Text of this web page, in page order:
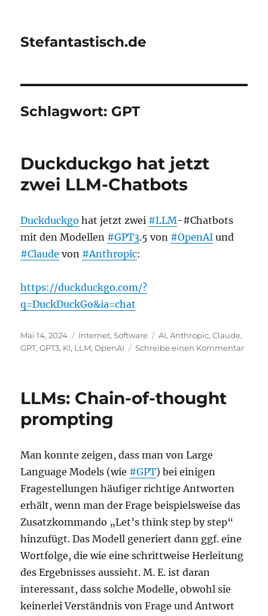
Stefantastisch.de
Schlagwort: GPT
Duckduckgo hat jetzt
zwei LLM-Chatbots
Duckduckgo hat jetzt zwei #LLM-#Chatbots
mit den Modellen #GPT3.5 von #OpenAI und
#Claude von #Anthropic:
https://duckduckgo.com/?
q=DuckDuckGo&ia=chat
Veröffentlicht
am
Mai 14, 2024 Kategorien
Internet,Software Schlagwörter
AI,Anthropic,Claude,
GPT,GPT3, KI, LLM,OpenAI Schreibe einen Kommentarzu
LLMs: Chain-of-thought
prompting
Man konnte zeigen, dass man von Large
Language Models (wie #GPT) bei einigen
Fragestellungen häufiger richtige Antworten
erhält, wenn man der Frage beispielsweise das
Zusatzkommando „Let’s think step by step“
hinzufügt. Das Modell generiert dann ggf. eine
Wortfolge, die wie eine schrittweise Herleitung
des Ergebnisses aussieht. M. E. ist daran
interessant, dass solche Modelle, obwohl sie
keinerlei Verständnis von Frage und Antwort